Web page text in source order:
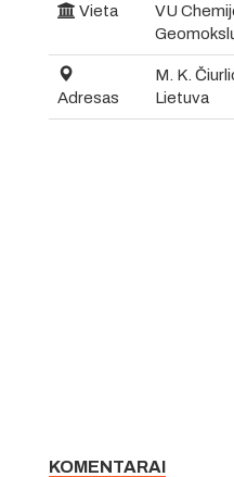
Vieta
VU
Adresas
M. K.
Lietuva
KOMENTARAI